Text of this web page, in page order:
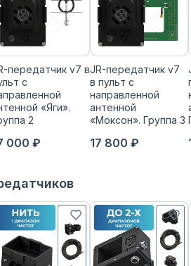
передатчик v7 в
с
«Яги».
2
000 ₽
JR-передатчик v7
в пульт с
направленной
антенной
«Моксон». Группа 3
17 800 ₽